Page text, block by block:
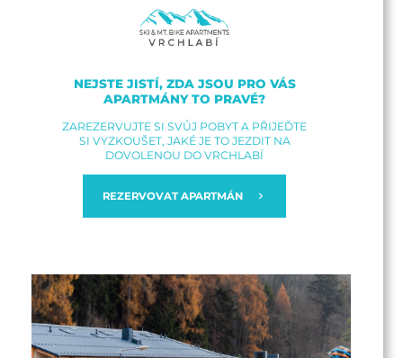
NEJSTE JISTÍ, ZDA JSOU PRO VÁS
APARTMÁNY TO PRAVÉ?
ZAREZERVUJTE SI SVŮJ POBYT A PŘIJEĎTE
SI VYZKOUŠET, JAKÉ JE TO JEZDIT NA
DOVOLENOU DO VRCHLABÍ
REZERVOVAT APARTMÁN